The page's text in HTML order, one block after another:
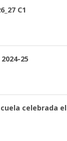
C1
25
celebrada el